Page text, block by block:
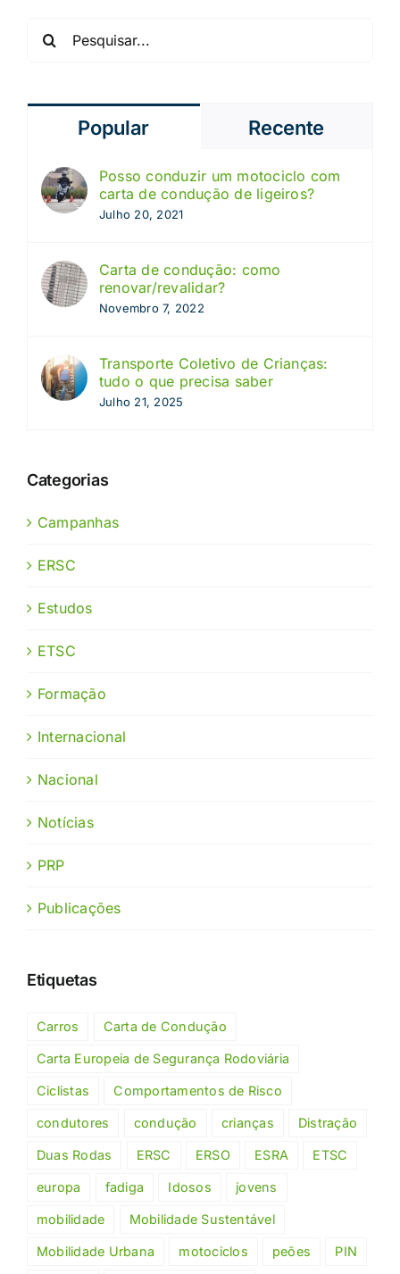
Popular Recente
Posso conduzir um motociclo com
carta de condução de ligeiros?
Julho 20, 2021
Carta de condução: como
renovar/revalidar?
Novembro 7, 2022
Transporte Coletivo de Crianças:
tudo o que precisa saber
Julho 21, 2025
Categorias
Campanhas
ERSC
Estudos
ETSC
Formação
Internacional
Nacional
Notícias
PRP
Publicações
Etiquetas
Carros Carta de Condução
Carta Europeia de Segurança Rodoviária
Ciclistas Comportamentos de Risco
condutores condução crianças Distração
Duas Rodas ERSC ERSO ESRA ETSC
europa fadiga Idosos jovens
mobilidade Mobilidade Sustentável
Mobilidade Urbana motociclos peões PIN